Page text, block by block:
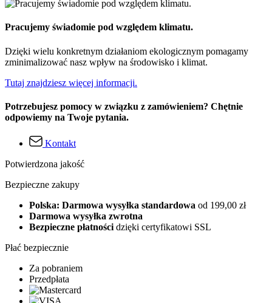
Pracujemy świadomie pod względem klimatu.
Dzięki wielu konkretnym działaniom ekologicznym pomagamy
zminimalizować nasz wpływ na środowisko i klimat.
Tutaj znajdziesz więcej informacji.
Potrzebujesz pomocy w związku z zamówieniem? Chętnie
odpowiemy na Twoje pytania.
Kontakt
Potwierdzona jakość
Bezpieczne zakupy
Polska: Darmowa wysyłka standardowa od 199,00 zł
Darmowa wysyłka zwrotna
Bezpieczne płatności dzięki certyfikatowi SSL
Płać bezpiecznie
Za pobraniem
Przedpłata